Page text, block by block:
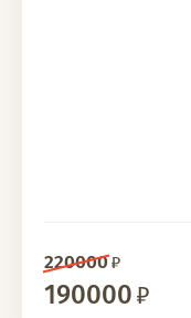
220000
190000